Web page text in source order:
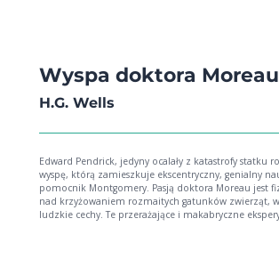
Wyspa doktora Moreau
H.G. Wells
Edward Pendrick, jedyny ocalały z katastrofy statku
wyspę, którą zamieszkuje ekscentryczny, genialny
pomocnik Montgomery. Pasją doktora Moreau jest
nad krzyżowaniem rozmaitych gatunków zwierząt,
ludzkie cechy. Te przerażające i makabryczne